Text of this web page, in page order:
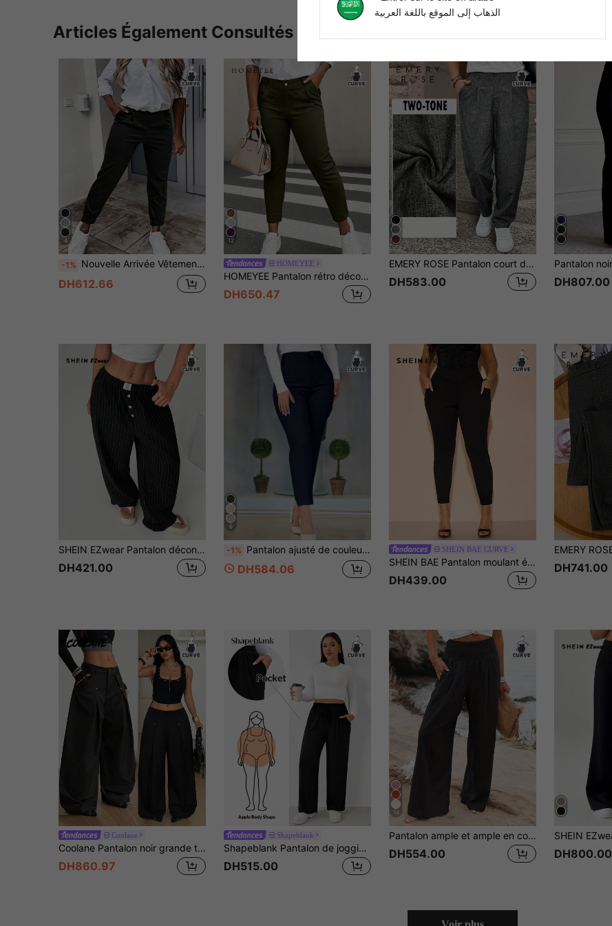
Articles Également Consultés
4
-1% Nouvelle Arrivée Vêtements Femme Grande Taille Mode Pantalon Long décontracté Polyvalent Toutes Saisons avec Poignets Noirs
DH612.66
12
HOMEYEE
HOMEYEE Pantalon rétro décontracté, élégant pour les vacances, professionnel pour usage quotidien, grande taille, printemps
DH650.47
EMERY ROSE Pantalon court décontracté multicolore de type lin, adapté pour l'extérieur et les déplacements, grande taille
DH583.00 DH807.00
SHEIN EZwear Pantalon décontracté grande taille à jambes droites avec décoration de patchs rayés
DH421.00
6
-1% Pantalon ajusté de couleur unie pour femmes grandes tailles, convient pour le trajet et le port quotidien au printemps
DH584.06
SHEIN BAE CURVE
SHEIN BAE Pantalon moulant élégant et sexy à col V noir pour femmes grandes tailles, printemps/été
DH439.00
DH741.00
Coolane
Coolane Pantalon noir grande taille pour femmes, style streetwear sexy grunge, automne-hiver, pour sorties, vacances, rendez-vous, élégant, bureau, décontracté, vintage, jambes larges, taille haute
DH860.97
Shapeblank
Shapeblank Pantalon de jogging en tricot de soie glacée noir, léger et respirant, pour femmes de grande taille à la forme de pomme. Pantalon noir en tissu lisse et agréable à la peau, coupe ample et décontractée avec poches et cordon de serrage à la taille. Tenue d'aéroport, pantalon d'hiver pour femmes, tenues décontractées pour femmes.
DH515.00
14
Pantalon ample et ample en couleur unie pour femmes grandes tailles, pour les vacances d'été, décontracté, printemps noir
DH554.00 DH800.00
الذهاب إلى الموقع باللغة العربية